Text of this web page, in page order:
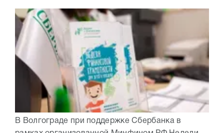
В Волгограде при поддержке Сбербанка в